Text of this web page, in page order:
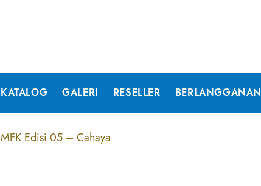
KATALOG GALERI RESELLER BERLANGGANAN
MFK Edisi 05 – Cahaya